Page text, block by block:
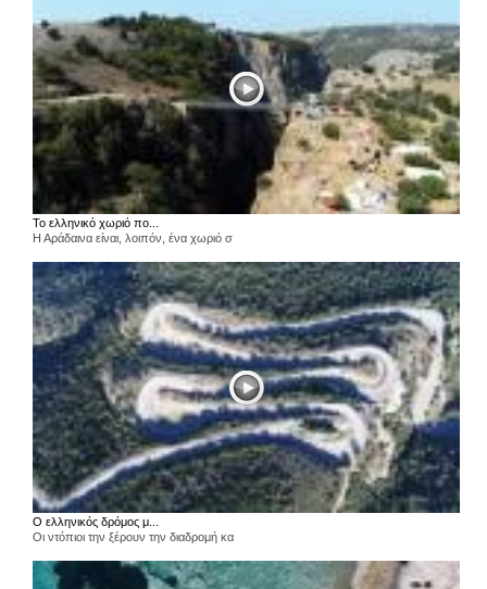
Το ελληνικό χωριό πο...
Η Αράδαινα είναι, λοιπόν, ένα χωριό σ
Ο ελληνικός δρόμος μ...
Οι ντόπιοι την ξέρουν την διαδρομή κα